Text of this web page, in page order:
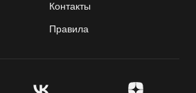
Контакты
Правила